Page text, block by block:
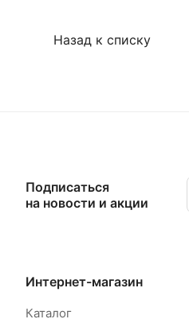
Назад к списку
Подписаться
на новости и акции
Интернет-магазин
Каталог